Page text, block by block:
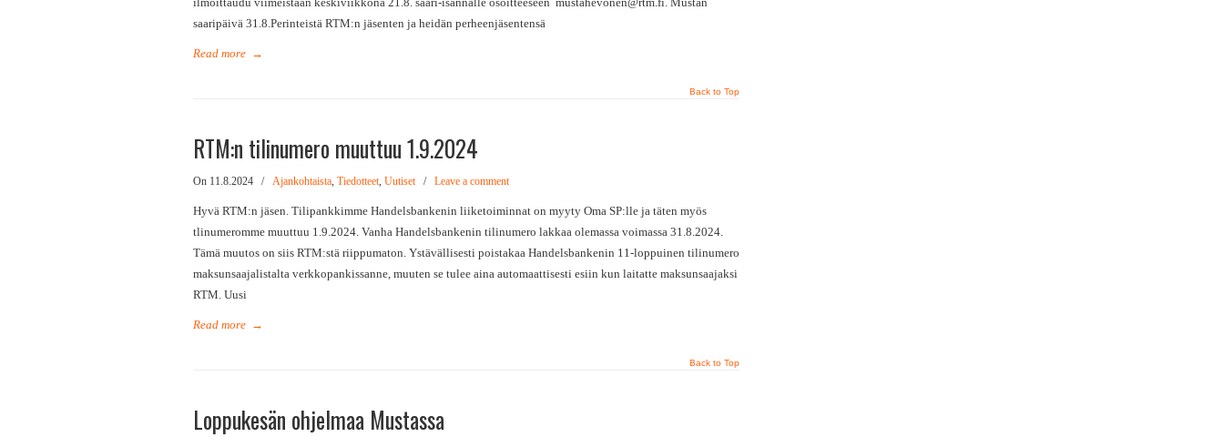
saaripäivä 31.8.Perinteistä RTM:n jäsenten ja heidän perheenjäsentensä
Read more →
Back to Top
RTM:n tilinumero muuttuu 1.9.2024
On 11.8.2024 / Ajankohtaista, Tiedotteet, Uutiset / Leave a comment
Hyvä RTM:n jäsen. Tilipankkimme Handelsbankenin liiketoiminnat on myyty Oma SP:lle ja täten myös
tlinumeromme muuttuu 1.9.2024. Vanha Handelsbankenin tilinumero lakkaa olemassa voimassa 31.8.2024.
Tämä muutos on siis RTM:stä riippumaton. Ystävällisesti poistakaa Handelsbankenin 11-loppuinen tilinumero
maksunsaajalistalta verkkopankissanne, muuten se tulee aina automaattisesti esiin kun laitatte maksunsaajaksi
RTM. Uusi
Read more →
Back to Top
Loppukesän ohjelmaa Mustassa